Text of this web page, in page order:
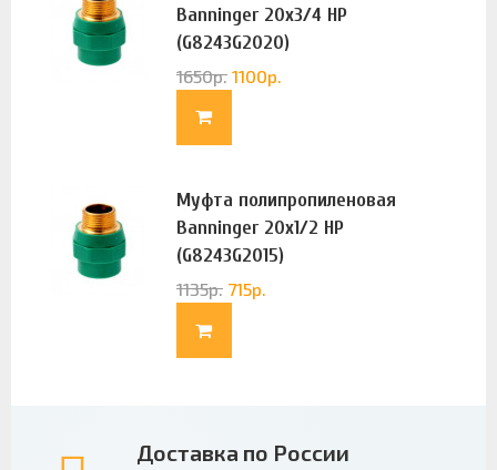
Banninger 20х3/4 НР
(G8243G2020)
1650р. 1100р.
Муфта полипропиленовая
Banninger 20х1/2 НР
(G8243G2015)
1135р. 715р.
Доставка по России